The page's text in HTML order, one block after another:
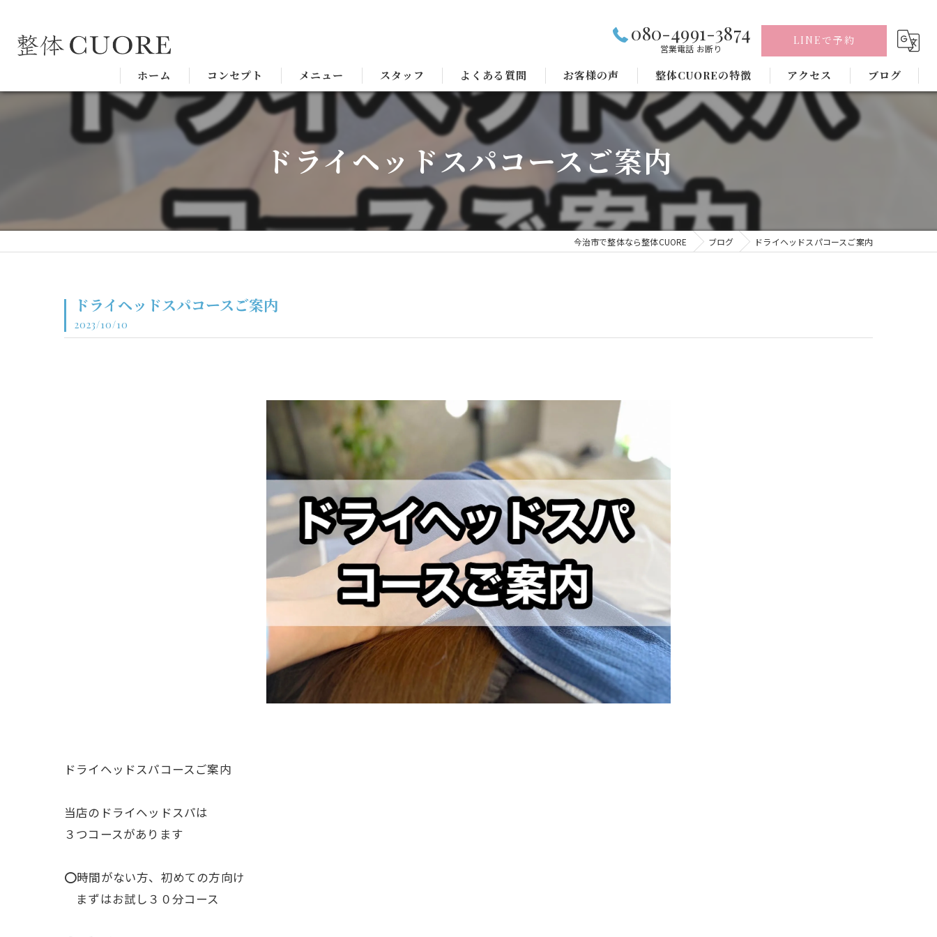
080-4991-3874
営業電話 お断り
LINEで予約
ホーム コンセプト メニュー スタッフ よくある質問 お客様の声 整体CUOREの特徴
腰痛
肩こり
骨盤矯正
ヘッドスパ
頭痛
アクセス ブログ
ドライヘッドスパコースご案内
今治市で整体なら整体CUORE ブログ ドライヘッドスパコースご案内
ドライヘッドスパコースご案内
2023/10/10
ドライヘッドスパコースご案内
当店のドライヘッドスパは
３つコースがあります
⭕️時間がない方、初めての方向け
まずはお試し３０分コース